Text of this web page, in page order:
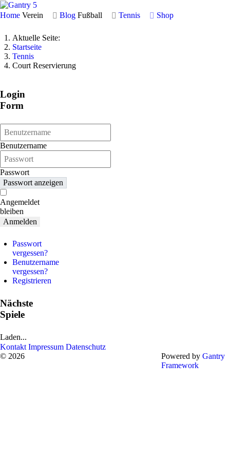
Home Verein Blog Fußball Tennis Shop
Aktuelle Seite:
Startseite
Tennis
Court Reservierung
Login
Form
Benutzername
Passwort
Passwort anzeigen
Angemeldet
bleiben
Anmelden
Passwort
vergessen?
Benutzername
vergessen?
Registrieren
Nächste
Spiele
Laden...
Kontakt Impressum Datenschutz
© 2026
Powered by Gantry
Framework